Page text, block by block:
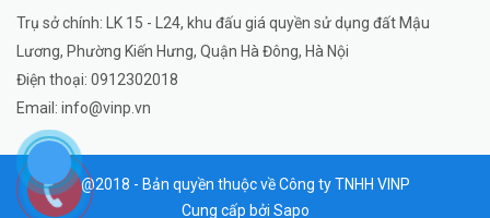
Trụ sở chính: LK 15 - L24, khu đấu giá quyền sử dụng đất Mậu
Lương, Phường Kiến Hưng, Quận Hà Đông, Hà Nội
Điện thoại: 0912302018
Email: info@vinp.vn
@2018 - Bản quyền thuộc về Công ty TNHH VINP
Cung cấp bởi Sapo